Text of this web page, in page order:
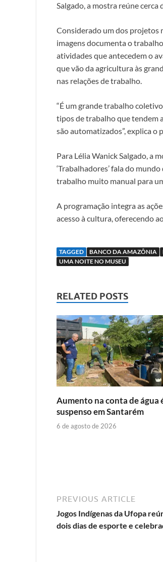
Salgado, a mostra reúne
Considerado um dos projetos
imagens documenta o
atividades que antecedem o
que vão da agricultura às
nas relações de trabalho.
“É um grande trabalho
tipos de trabalho que tendem
são automatizados”, explica
Para Lélia Wanick Salgado, a
‘Trabalhadores’ fala do
trabalho muito manual para
A programação integra as
acesso à cultura, oferecendo
TAGGED BANCO DA AMAZÔNIA
UMA NOITE NO MUSEU
RELATED POSTS
Aumento na conta de água
suspenso em Santarém
6 de agosto de 2026
PREVIOUS ARTICLE
Jogos Indígenas da Ufopa
dois dias de esporte e